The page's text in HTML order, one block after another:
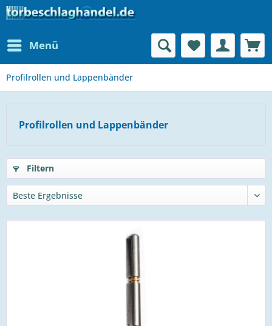
Menü
Profilrollen und Lappenbänder
Profilrollen und Lappenbänder
Filtern